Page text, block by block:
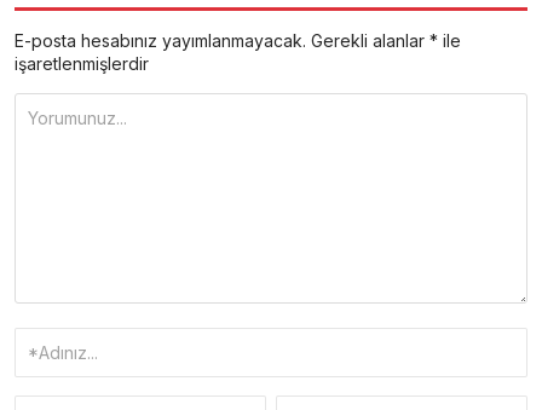
E-posta hesabınız yayımlanmayacak. Gerekli alanlar * ile
işaretlenmişlerdir